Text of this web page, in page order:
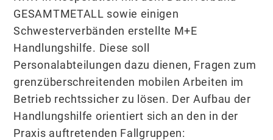
GESAMTMETALL sowie einigen
Schwesterverbänden erstellte M+E
Handlungshilfe. Diese soll
Personalabteilungen dazu dienen, Fragen zum
grenzüberschreitenden mobilen Arbeiten im
Betrieb rechtssicher zu lösen. Der Aufbau der
Handlungshilfe orientiert sich an den in der
Praxis auftretenden Fallgruppen: